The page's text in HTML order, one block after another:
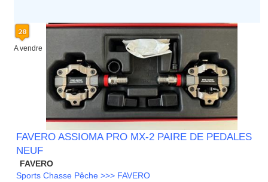
A vendre
FAVERO ASSIOMA PRO MX-2 PAIRE DE PEDALES
NEUF
FAVERO
Sports Chasse Pêche >>> FAVERO